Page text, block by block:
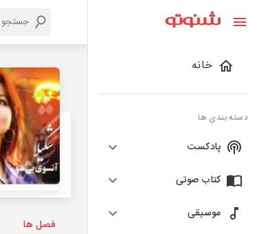
خانه
دسته بندی ها
پادکست
کتاب صوتی
موسیقی
فصل ها